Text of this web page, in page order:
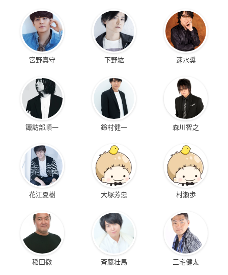
宮野真守 下野紘 速水奨
諏訪部順一 鈴村健一 森川智之
花江夏樹 大塚芳忠 村瀬歩
稲田徹 斉藤壮馬 三宅健太